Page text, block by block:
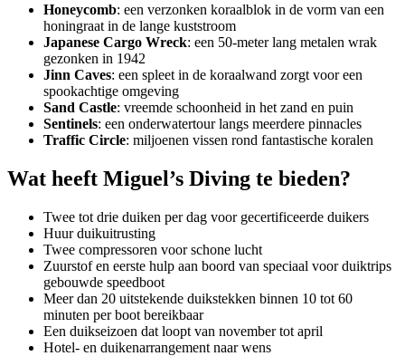
Honeycomb: een verzonken koraalblok in de vorm van een
honingraat in de lange kuststroom
Japanese Cargo Wreck: een 50-meter lang metalen wrak
gezonken in 1942
Jinn Caves: een spleet in de koraalwand zorgt voor een
spookachtige omgeving
Sand Castle: vreemde schoonheid in het zand en puin
Sentinels: een onderwatertour langs meerdere pinnacles
Traffic Circle: miljoenen vissen rond fantastische koralen
Wat heeft Miguel’s Diving te bieden?
Twee tot drie duiken per dag voor gecertificeerde duikers
Huur duikuitrusting
Twee compressoren voor schone lucht
Zuurstof en eerste hulp aan boord van speciaal voor duiktrips
gebouwde speedboot
Meer dan 20 uitstekende duikstekken binnen 10 tot 60
minuten per boot bereikbaar
Een duikseizoen dat loopt van november tot april
Hotel- en duikenarrangement naar wens